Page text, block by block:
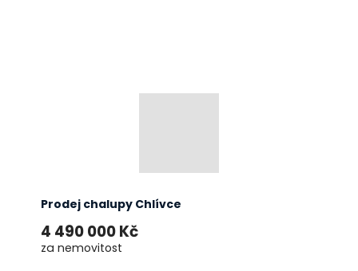
Prodej chalupy Chlívce
4 490 000 Kč
za nemovitost